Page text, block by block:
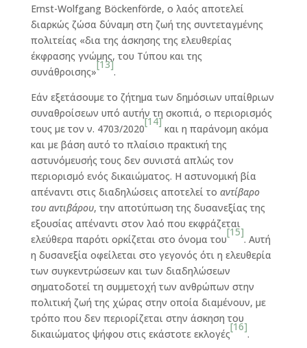
Ernst-Wolfgang Böckenförde, ο λαός αποτελεί
διαρκώς ζώσα δύναμη στη ζωή της συντεταγμένης
πολιτείας «δια της άσκησης της ελευθερίας
έκφρασης γνώμης, του Τύπου και της
συνάθροισης»
[13]
.
Εάν εξετάσουμε το ζήτημα των δημόσιων υπαίθριων
συναθροίσεων υπό αυτήν τη σκοπιά, ο περιορισμός
τους με τον ν. 4703/2020
[14]
και η παράνομη ακόμα
και με βάση αυτό το πλαίσιο πρακτική της
αστυνόμευσής τους δεν συνιστά απλώς τον
περιορισμό ενός δικαιώματος. Η αστυνομική βία
απέναντι στις διαδηλώσεις αποτελεί το αντίβαρο
του αντιβάρου, την αποτύπωση της δυσανεξίας της
εξουσίας απέναντι στον λαό που εκφράζεται
ελεύθερα παρότι ορκίζεται στο όνομα του
[15]
. Αυτή
η δυσανεξία οφείλεται στο γεγονός ότι η ελευθερία
των συγκεντρώσεων και των διαδηλώσεων
σηματοδοτεί τη συμμετοχή των ανθρώπων στην
πολιτική ζωή της χώρας στην οποία διαμένουν, με
τρόπο που δεν περιορίζεται στην άσκηση του
δικαιώματος ψήφου στις εκάστοτε εκλογές
[16]
.